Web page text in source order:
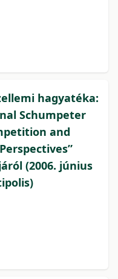
hagyatéka:
Schumpeter
and
(2006. június